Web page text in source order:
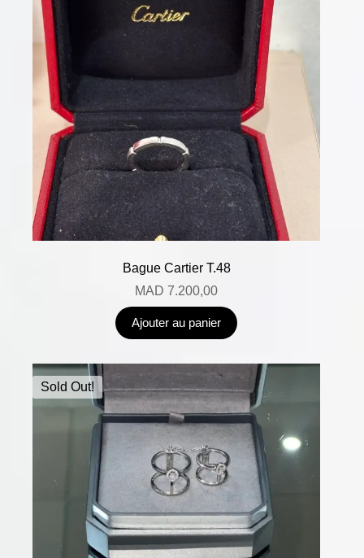
Bague Cartier T.48
MAD 7.200,00
Ajouter au panier
Sold Out!